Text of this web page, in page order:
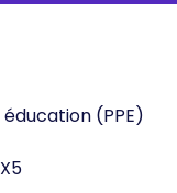
(PPE)